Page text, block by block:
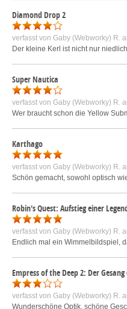
Diamond Drop 2
verfasst von Gaby (Webworky) R.
Der kleine Kerl ist nicht nur
Super Nautica
verfasst von Gaby (Webworky) R.
Wer braucht schon die Yellow
Karthago
verfasst von Gaby (Webworky) R.
Schön gemacht, sowohl optisch
Robin's Quest: Aufstieg einer
verfasst von Gaby (Webworky) R.
Endlich mal ein Wimmelbildspiel,
Empress of the Deep 2: Der
verfasst von Gaby (Webworky) R.
Wunderschöne Optik, schöne